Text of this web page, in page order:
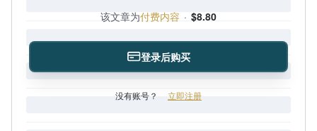
该文章为付费内容 · $8.80
登录后购买
没有账号？ 立即注册